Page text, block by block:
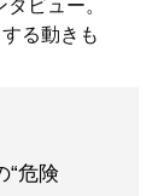
ビュー。
る動きも
“危険